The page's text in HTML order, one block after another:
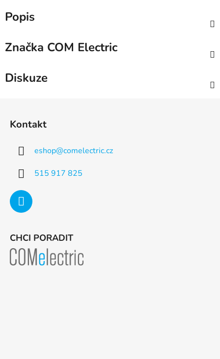
Popis
Značka COM Electric
Diskuze
Kontakt
eshop@comelectric.cz
515 917 825
CHCI PORADIT